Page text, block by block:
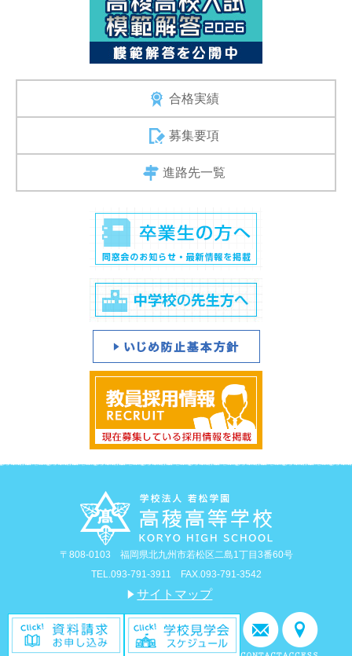
合格実績
募集要項
進路先一覧
〒808-0103 福岡県北九州市若松区二島1丁目3番60号
TEL.093-791-3911 FAX.093-791-3542
サイトマップ